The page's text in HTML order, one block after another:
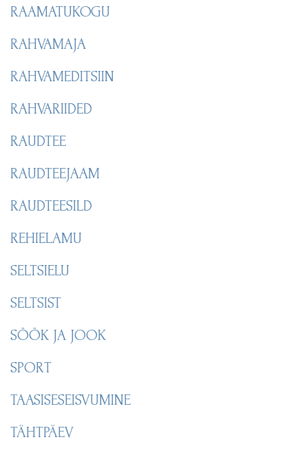
RAAMATUKOGU
RAHVAMAJA
RAHVAMEDITSIIN
RAHVARIIDED
RAUDTEE
RAUDTEEJAAM
RAUDTEESILD
REHIELAMU
SELTSIELU
SELTSIST
SÖÖK JA JOOK
SPORT
TAASISESEISVUMINE
TÄHTPÄEV